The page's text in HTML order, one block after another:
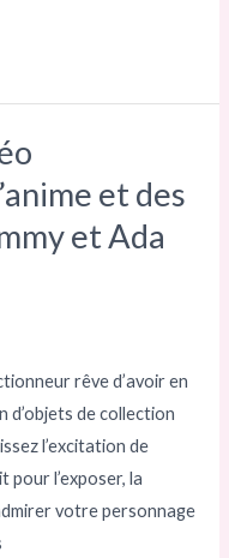
et des
et Ada
rêve d’avoir en
d’objets de collection
l’excitation de
pour l’exposer, la
votre personnage